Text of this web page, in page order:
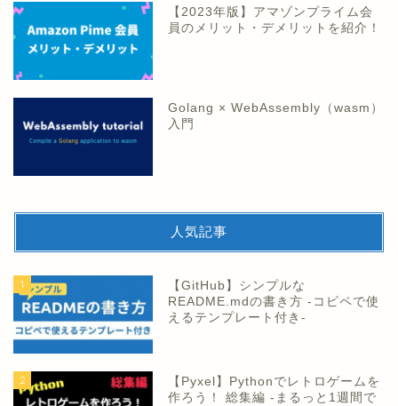
【2023年版】アマゾンプライム会
員のメリット・デメリットを紹介！
Golang × WebAssembly（wasm）
入門
人気記事
1
【GitHub】シンプルな
README.mdの書き方 -コピペで使
えるテンプレート付き-
2
【Pyxel】Pythonでレトロゲームを
作ろう！ 総集編 -まるっと1週間で